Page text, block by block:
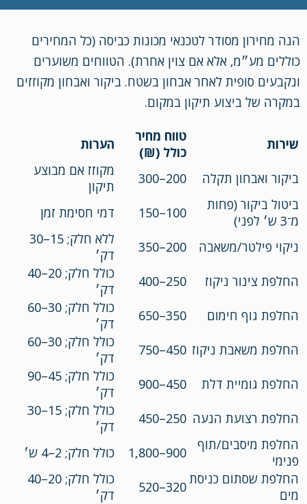
הנה מחירון מסודר לטכנאי מכונות כביסה (כל המחירים
כוללים מע״מ, אלא אם צוין אחרת). הטווחים משוערים
ונקבעים סופית לאחר אבחון בשטח. ביקור ואבחון מקוזזים
במקרה של ביצוע תיקון במקום.
שירות
טווח מחיר
כולל (₪)
הערות
ביקור ואבחון תקלה 200–300
מקוזז אם מבוצע
תיקון
ביטול ביקור (פחות
מ־3 ש׳ לפני)
100–150 דמי חסימת זמן
ניקוי פילטר/משאבה 200–350
ללא חלק; 15–30
דק׳
החלפת צינור ניקוז
250–400
כולל חלק; 20–40
דק׳
החלפת גוף חימום
350–650
כולל חלק; 30–60
דק׳
החלפת משאבת ניקוז 450–750
כולל חלק; 30–60
דק׳
החלפת גומיית דלת
450–900
כולל חלק; 45–90
דק׳
החלפת רצועת הנעה 250–450
כולל חלק; 15–30
דק׳
החלפת מיסבים/תוף
פנימי
900–1,800
כולל חלק; 2–4 ש׳
החלפת שסתום כניסת
מים
320–520
כולל חלק; 20–40
דק׳